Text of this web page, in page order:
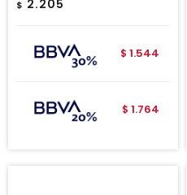
$ 2.205
$ 1.544
$ 1.764